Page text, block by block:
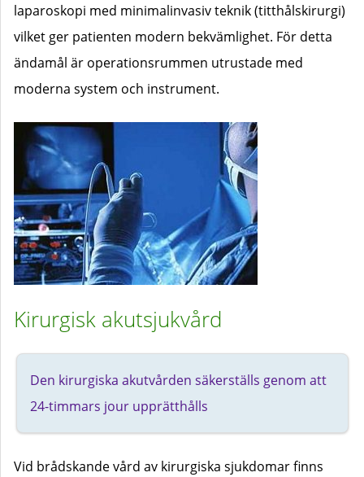
laparoskopi med minimalinvasiv teknik (titthålskirurgi)
vilket ger patienten modern bekvämlighet. För detta
ändamål är operationsrummen utrustade med
moderna system och instrument.
Kirurgisk akutsjukvård
Den kirurgiska akutvården säkerställs genom att
24-timmars jour upprätthålls
Vid brådskande vård av kirurgiska sjukdomar finns